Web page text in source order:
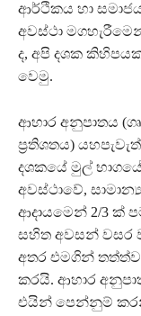
ආර්ථිකය හා
අවස්ථා
ද, අපි දශක
වෙමු.
ආහාර අනුපාතය
ප්‍රතිශතය)
දශකයේ මුල්
අවස්ථාවේ,
ආදායමෙන් 2/3 ක්
සහිත අවසන් වසර
අතර එමගින්
කරයි. ආහාර
එයින් පෙන්නුම්